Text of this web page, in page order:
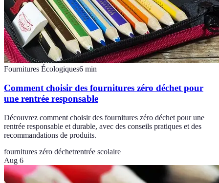
Fournitures Écologiques6 min
Comment choisir des fournitures zéro déchet pour
une rentrée responsable
Découvrez comment choisir des fournitures zéro déchet pour une
rentrée responsable et durable, avec des conseils pratiques et des
recommandations de produits.
fournitures zéro déchetrentrée scolaire
Aug 6